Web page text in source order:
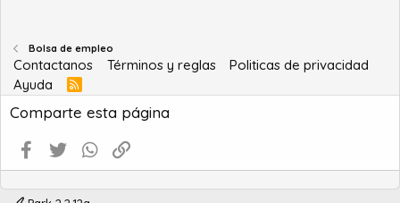
Bolsa de empleo
Contactanos Términos y reglas
Politicas de privacidad
Ayuda
R
S
S
Comparte esta página
Facebook
Twitter WhatsApp